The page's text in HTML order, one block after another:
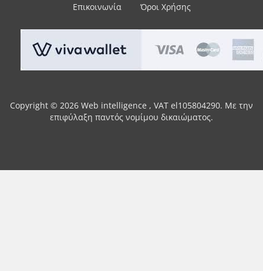
Επικοινωνία Όροι Χρήσης
Copyright © 2026 Web intelligence , VAT el105804290. Με την
επιφύλαξη παντός νομίμου δικαιώματος.